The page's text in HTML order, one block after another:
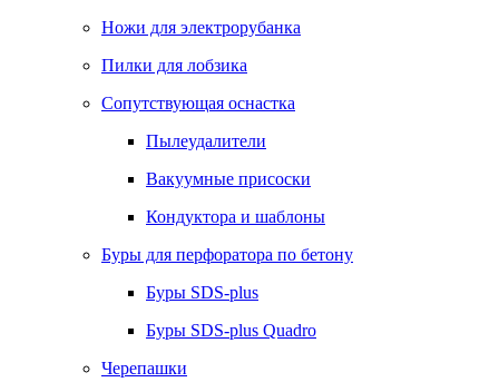
Ножи для электрорубанка
Пилки для лобзика
Сопутствующая оснастка
Пылеудалители
Вакуумные присоски
Кондуктора и шаблоны
Буры для перфоратора по бетону
Буры SDS-plus
Буры SDS-plus Quadro
Черепашки